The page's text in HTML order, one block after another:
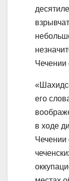
Чечении
его
в ходе
Чечении